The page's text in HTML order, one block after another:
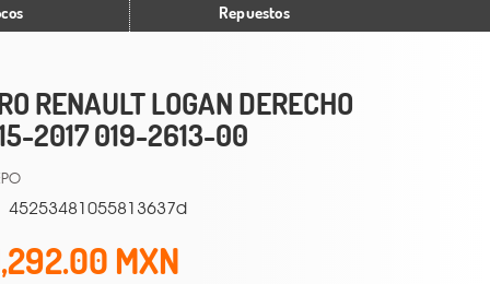
Repuestos
RENAULT LOGAN DERECHO
2017 019-2613-00
45253481055813637d